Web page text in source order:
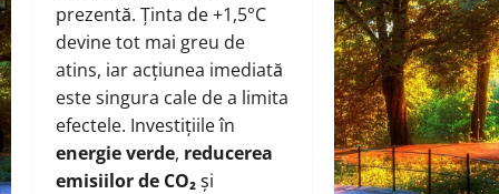
prezentă. Ținta de +1,5°C
devine tot mai greu de
atins, iar acțiunea imediată
este singura cale de a limita
efectele. Investițiile în
energie verde, reducerea
emisiilor de CO₂și